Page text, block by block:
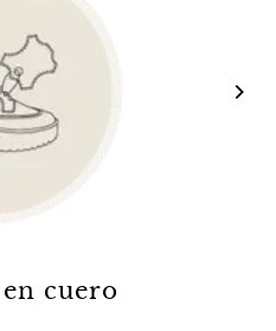
cuero